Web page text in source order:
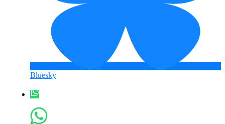
Bluesky